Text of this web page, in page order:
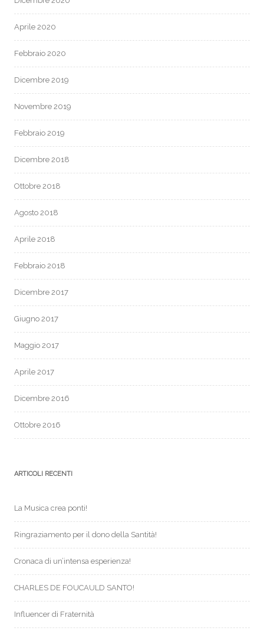
Aprile 2020
Febbraio 2020
Dicembre 2019
Novembre 2019
Febbraio 2019
Dicembre 2018
Ottobre 2018
Agosto 2018
Aprile 2018
Febbraio 2018
Dicembre 2017
Giugno 2017
Maggio 2017
Aprile 2017
Dicembre 2016
Ottobre 2016
ARTICOLI RECENTI
La Musica crea ponti!
Ringraziamento per il dono della Santità!
Cronaca di un’intensa esperienza!
CHARLES DE FOUCAULD SANTO!
Influencer di Fraternità